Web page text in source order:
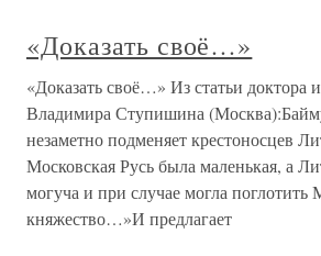
«Доказать своё…»
«Доказать своё…» Из статьи доктора
Владимира Ступишина
незаметно подменяет крестоносцев
Московская Русь была маленькая, а
могуча и при случае могла поглотить
княжество…»И предлагает